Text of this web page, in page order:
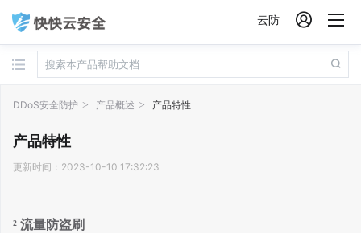
云防 
DDoS安全防护 产品概述 产品特性
产品特性
更新时间：2023-10-10 17:32:23
² 流量防盗刷